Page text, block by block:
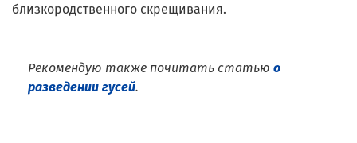
близкородственного скрещивания.
Рекомендую также почитать статью о
разведении гусей.